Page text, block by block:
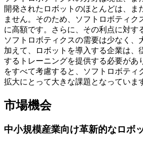
開発されたロボットのほとんどは、ま
ません。そのため、ソフトロボティク
に高額です。さらに、その利点に対す
ソフトロボティクスの需要は少なく、
加えて、ロボットを導入する企業は、
するトレーニングを提供する必要があ
をすべて考慮すると、ソフトロボティ
拡大にとって大きな課題となっていま
市場機会
中小規模産業向け革新的なロボ